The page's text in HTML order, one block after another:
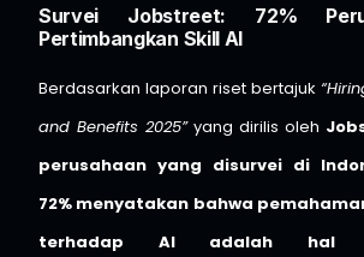
Survei Jobstreet: 72%
Pertimbangkan Skill AI
Berdasarkan laporan riset bertajuk
and Benefits 2025”yang dirilis oleh
perusahaan yang disurvei di
72% menyatakan bahwa
terhadap AI adalah hal